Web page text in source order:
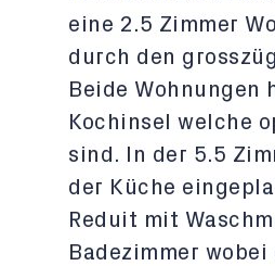
eine 2.5 Zimmer
durch den
Beide
Kochinsel welche
sind. In der 5.5
der Küche
Reduit mit
Badezimmer